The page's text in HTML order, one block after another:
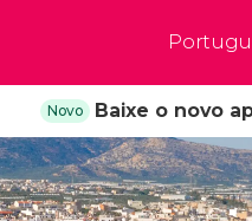
Paris
França
Florença
Itália
Novo Baixe o novo